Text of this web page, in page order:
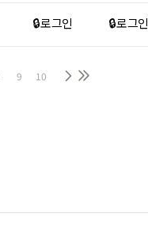
🔒 로그인 🔒 로그인
9 10